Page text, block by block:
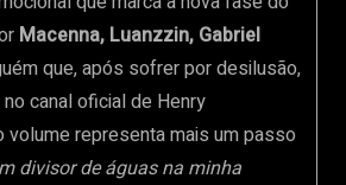
Macenna, Luanzzin, Gabriel
que, após sofrer por desilusão,
canal oficial de Henry
representa mais um passo
divisor de águas na minha